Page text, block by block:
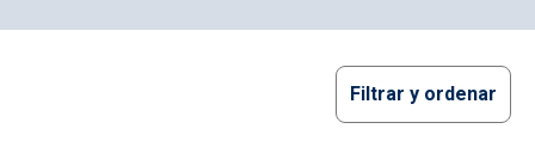
Filtrar y ordenar